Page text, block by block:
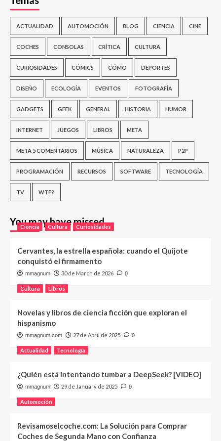
ACTUALIDAD AUTOMOCIÓN BLOG CIENCIA CINE
COCHES CONSOLAS CRÍTICA CULTURA
CURIOSIDADES CÓMICS CÓMO DEPORTES
DISEÑO ECOLOGÍA EVENTOS FOTOGRAFÍA
GADGETS GEEK GENERAL HISTORIA HUMOR
INTERNET JUEGOS LIBROS META
META 5 COMENTARIOS MÚSICA NATURALEZA P2P
PROGRAMACIÓN RECURSOS SOFTWARE TECNOLOGÍA
TV WTF?
You may have missed
Ciencia Cultura Curiosidades
Cervantes, la estrella española: cuando el Quijote
conquistó el firmamento
mmagnum 30 de March de 2026 0
Cultura Libros
Novelas y libros de ciencia ficción que exploran el
hispanismo
mmagnum.com 27 de April de 2025 0
Actualidad Tecnología
¿Quién está intentando tumbar a DeepSeek? [VIDEO]
mmagnum 29 de January de 2025 0
Automoción
Revisamoselcoche.com: La Solución para Comprar
Coches de Segunda Mano con Confianza